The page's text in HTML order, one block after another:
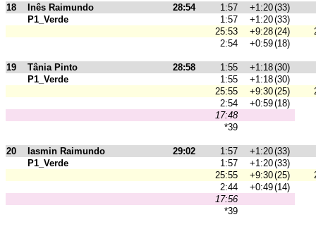
18 Inês Raimundo 28:54 1:57 +1:20(33)
P1_Verde
1:57 +1:20(33)
25:53
+9:28(24)
2:54
+0:59(18)
19 Tânia Pinto 28:58 1:55 +1:18(30)
P1_Verde
1:55 +1:18(30)
25:55
+9:30(25)
2:54
+0:59(18)
17:48
*39
20 Iasmin Raimundo 29:02 1:57 +1:20(33)
P1_Verde
1:57 +1:20(33)
25:55
+9:30(25)
2:44
+0:49(14)
17:56
*39